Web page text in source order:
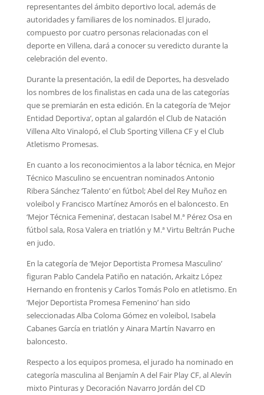
representantes del ámbito deportivo local, además de
autoridades y familiares de los nominados. El jurado,
compuesto por cuatro personas relacionadas con el
deporte en Villena, dará a conocer su veredicto durante la
celebración del evento.
Durante la presentación, la edil de Deportes, ha desvelado
los nombres de los finalistas en cada una de las categorías
que se premiarán en esta edición. En la categoría de ‘Mejor
Entidad Deportiva’, optan al galardón el Club de Natación
Villena Alto Vinalopó, el Club Sporting Villena CF y el Club
Atletismo Promesas.
En cuanto a los reconocimientos a la labor técnica, en Mejor
Técnico Masculino se encuentran nominados Antonio
Ribera Sánchez ‘Talento’ en fútbol; Abel del Rey Muñoz en
voleibol y Francisco Martínez Amorós en el baloncesto. En
‘Mejor Técnica Femenina’, destacan Isabel M.ª Pérez Osa en
fútbol sala, Rosa Valera en triatlón y M.ª Virtu Beltrán Puche
en judo.
En la categoría de ‘Mejor Deportista Promesa Masculino’
figuran Pablo Candela Patiño en natación, Arkaitz López
Hernando en frontenis y Carlos Tomás Polo en atletismo. En
‘Mejor Deportista Promesa Femenino’ han sido
seleccionadas Alba Coloma Gómez en voleibol, Isabela
Cabanes García en triatlón y Ainara Martín Navarro en
baloncesto.
Respecto a los equipos promesa, el jurado ha nominado en
categoría masculina al Benjamín A del Fair Play CF, al Alevín
mixto Pinturas y Decoración Navarro Jordán del CD